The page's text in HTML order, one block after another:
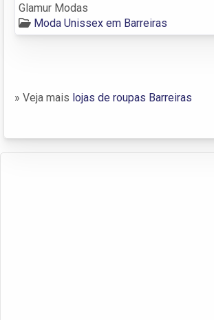
Glamur Modas
Moda Unissex em Barreiras
» Veja mais lojas de roupas Barreiras